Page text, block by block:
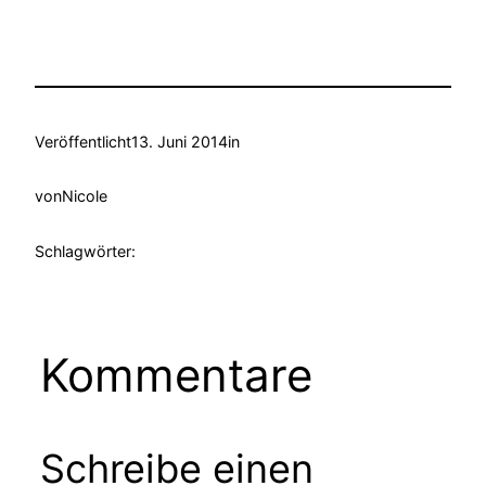
Veröffentlicht13. Juni 2014in
vonNicole
Schlagwörter:
Kommentare
Schreibe einen